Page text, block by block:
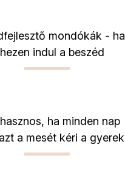
mondókák - ha
indul a beszéd
ha minden nap
a mesét kéri a gyerek